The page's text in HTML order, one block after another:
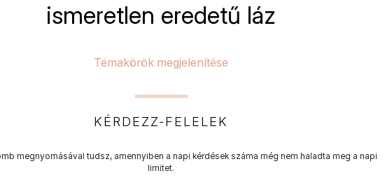
ismeretlen eredetű láz
Témakörök megjelenítése
KÉRDEZZ-FELELEK
megnyomásával tudsz, amennyiben a napi kérdések száma még nem haladta meg a napi
limitet.